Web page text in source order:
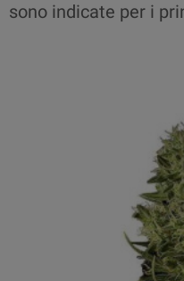
sono indicate per i